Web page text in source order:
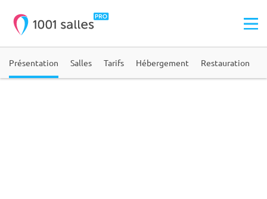
Présentation Salles Tarifs Hébergement Restauration